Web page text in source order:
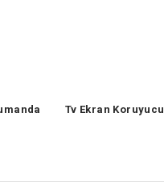
Tv Ekran Koruyucu